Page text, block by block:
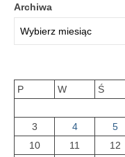
Archiwa
P
W Ś
3
4 5
10
11 12